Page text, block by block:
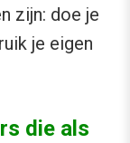
zijn: doe je
je eigen
die als